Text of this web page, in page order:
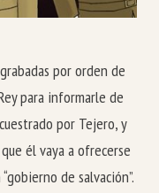
por orden de
para informarle de
por Tejero, y
él vaya a ofrecerse
de salvación”.